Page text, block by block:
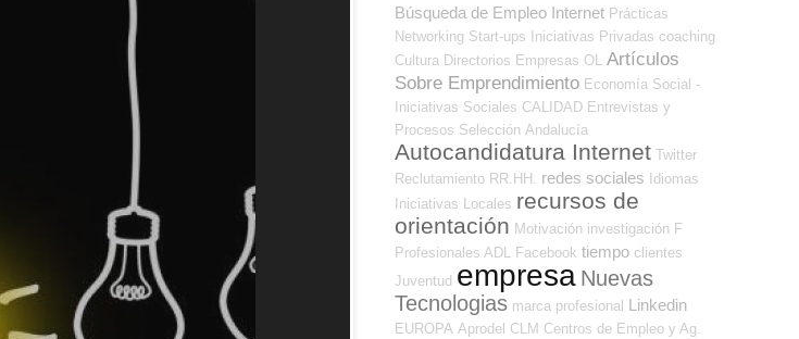
Búsqueda de Empleo Internet Prácticas
Networking Start-ups Iniciativas Privadas coaching
Cultura Directorios Empresas OL
Artículos
Sobre Emprendimiento Economía Social -
Iniciativas Sociales CALIDAD Entrevistas y
Procesos Selección Andalucía
Autocandidatura Internet Twitter
Reclutamiento RR.HH.
redes sociales
Idiomas
Iniciativas Locales recursos de
orientación Motivación investigación F
Profesionales ADL
Facebook tiempo clientes
Juventud empresa Nuevas
Tecnologias marca profesional Linkedin
EUROPA Aprodel CLM Centros de Empleo y Ag.